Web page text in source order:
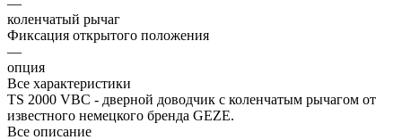
коленчатый рычаг
Фиксация открытого положения
—
опция
Все характеристики
TS 2000 VBC - дверной доводчик с коленчатым рычагом от
известного немецкого бренда GEZE.
Все описание